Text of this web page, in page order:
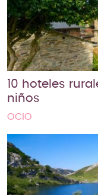
10 hoteles
niños
OCIO